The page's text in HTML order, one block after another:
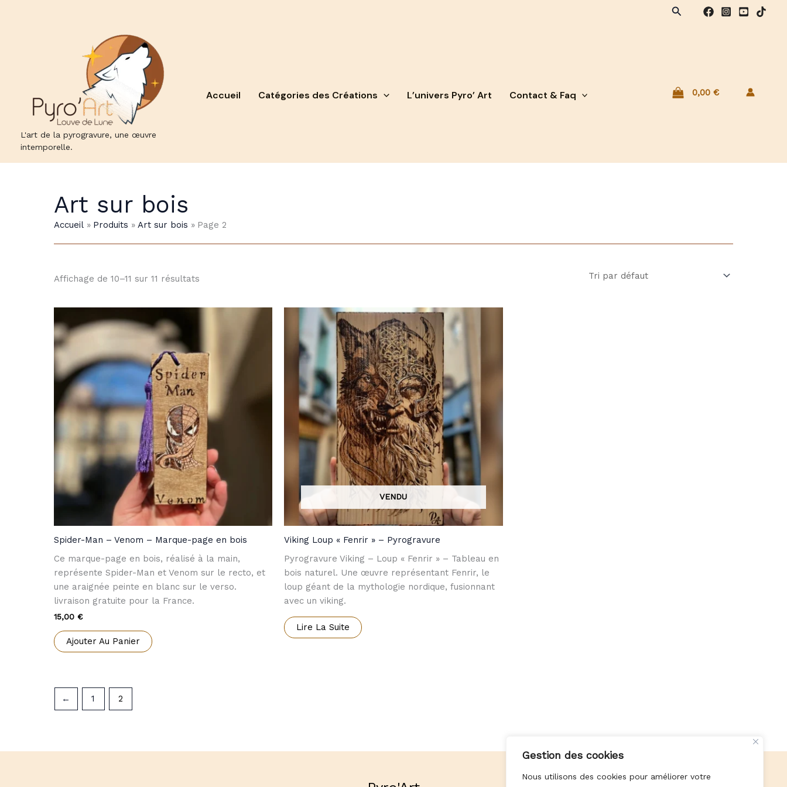
Gestion des cookies
Nous utilisons des cookies pour améliorer votre
Rechercher
L'art de la pyrogravure, une œuvre
intemporelle.
Accueil Catégories des Créations L’univers Pyro’ Art Contact & Faq 0,00 €
Art sur bois
Accueil Produits Art sur bois Page 2
Affichage de 10–11 sur 11 résultats
Spider-Man – Venom – Marque-page en bois
Ce marque-page en bois, réalisé à la main,
représente Spider-Man et Venom sur le recto, et
une araignée peinte en blanc sur le verso.
livraison gratuite pour la France.
15,00 €
Ajouter Au Panier
Viking Loup « Fenrir » – Pyrogravure
Pyrogravure Viking – Loup « Fenrir » – Tableau en
bois naturel. Une œuvre représentant Fenrir, le
loup géant de la mythologie nordique, fusionnant
avec un viking.
Lire La Suite
← 1 2